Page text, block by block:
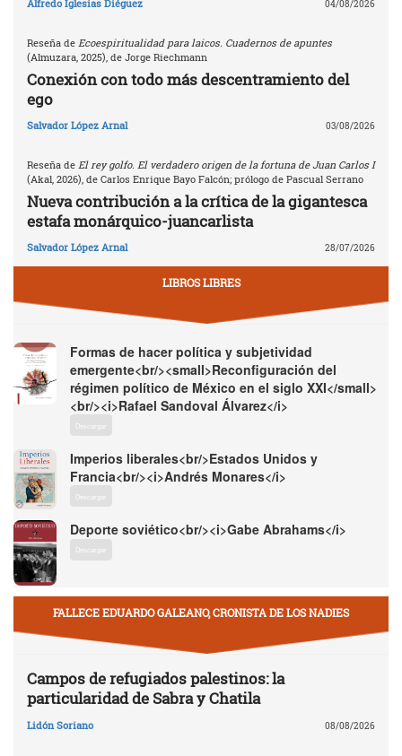
Alfredo Iglesias Diéguez 04/08/2026
Reseña de Ecoespiritualidad para laicos. Cuadernos de apuntes
(Almuzara, 2025), de Jorge Riechmann
Conexión con todo más descentramiento del
ego
Salvador López Arnal 03/08/2026
Reseña de El rey golfo. El verdadero origen de la fortuna de Juan Carlos I
(Akal, 2026), de Carlos Enrique Bayo Falcón; prólogo de Pascual Serrano
Nueva contribución a la crítica de la gigantesca
estafa monárquico-juancarlista
Salvador López Arnal 28/07/2026
LIBROS LIBRES
Formas de hacer política y subjetividad
emergente<br/><small>Reconfiguración del
régimen político de México en el siglo XXI</small>
<br/><i>Rafael Sandoval Álvarez</i>
Descargar
Imperios liberales<br/>Estados Unidos y
Francia<br/><i>Andrés Monares</i>
Descargar
Deporte soviético<br/><i>Gabe Abrahams</i>
Descargar
FALLECE EDUARDO GALEANO, CRONISTA DE LOS NADIES
Campos de refugiados palestinos: la
particularidad de Sabra y Chatila
Lidón Soriano 08/08/2026